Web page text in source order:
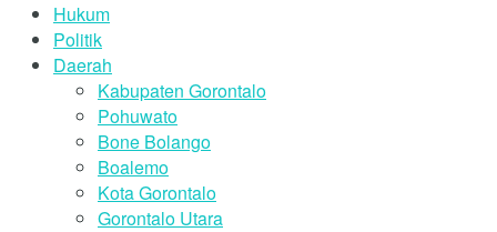
Hukum
Politik
Daerah
Kabupaten Gorontalo
Pohuwato
Bone Bolango
Boalemo
Kota Gorontalo
Gorontalo Utara